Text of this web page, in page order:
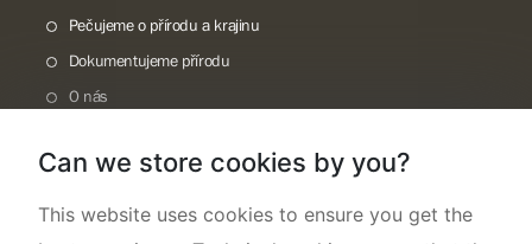
Pečujeme o přírodu a krajinu
Dokumentujeme přírodu
O nás
Can we store cookies by you?
This website uses cookies to ensure you get the